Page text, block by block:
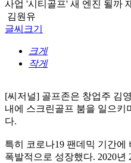
사업 '시티골프' 새 엔진 될까
김원유
글씨크기
크게
작게
[씨저널] 골프존은 창업주 김
내에 스크린골프 붐을 일으키
다.
특히 코로나19 팬데믹 기간
폭발적으로 성장했다. 2020년